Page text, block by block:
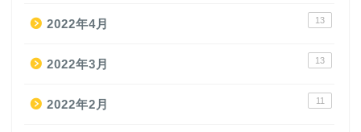
2022年4月 13
2022年3月 13
2022年2月 11